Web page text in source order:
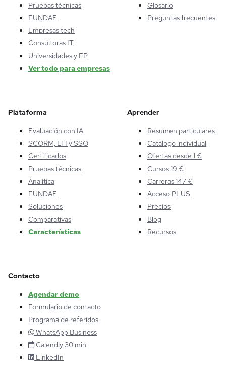
Pruebas técnicas
FUNDAE
Empresas tech
Consultoras IT
Universidades y FP
Ver todo para empresas
Glosario
Preguntas frecuentes
Plataforma
Evaluación con IA
SCORM, LTI y SSO
Certificados
Pruebas técnicas
Analítica
FUNDAE
Soluciones
Comparativas
Características
Aprender
Resumen particulares
Catálogo individual
Ofertas desde 1 €
Cursos 19 €
Carreras 147 €
Acceso PLUS
Precios
Blog
Recursos
Contacto
Agendar demo
Formulario de contacto
Programa de referidos
WhatsApp Business
Calendly 30 min
LinkedIn